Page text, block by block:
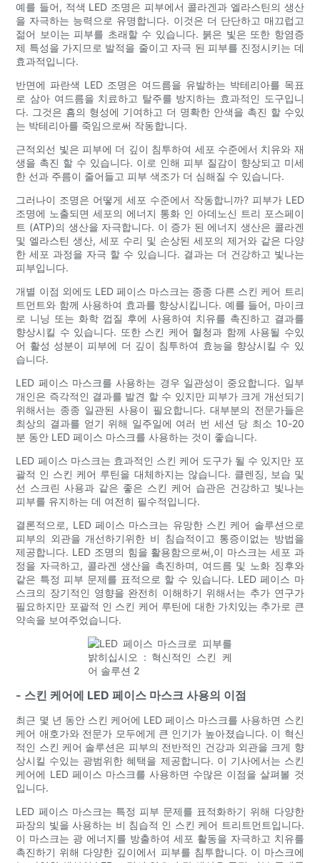
예를 들어, 적색 LED 조명은 피부에서 콜라겐과 엘라스틴의 생산
을 자극하는 능력으로 유명합니다. 이것은 더 단단하고 매끄럽고
젊어 보이는 피부를 초래할 수 있습니다. 붉은 빛은 또한 항염증
제 특성을 가지므로 발적을 줄이고 자극 된 피부를 진정시키는 데
효과적입니다.
반면에 파란색 LED 조명은 여드름을 유발하는 박테리아를 목표
로 삼아 여드름을 치료하고 탈주를 방지하는 효과적인 도구입니
다. 그것은 흠의 형성에 기여하고 더 명확한 안색을 촉진 할 수있
는 박테리아를 죽임으로써 작동합니다.
근적외선 빛은 피부에 더 깊이 침투하여 세포 수준에서 치유와 재
생을 촉진 할 수 있습니다. 이로 인해 피부 질감이 향상되고 미세
한 선과 주름이 줄어들고 피부 색조가 더 심해질 수 있습니다.
그러나이 조명은 어떻게 세포 수준에서 작동합니까? 피부가 LED
조명에 노출되면 세포의 에너지 통화 인 아데노신 트리 포스페이
트 (ATP)의 생산을 자극합니다. 이 증가 된 에너지 생산은 콜라겐
및 엘라스틴 생산, 세포 수리 및 손상된 세포의 제거와 같은 다양
한 세포 과정을 자극 할 수 있습니다. 결과는 더 건강하고 빛나는
피부입니다.
개별 이점 외에도 LED 페이스 마스크는 종종 다른 스킨 케어 트리
트먼트와 함께 사용하여 효과를 향상시킵니다. 예를 들어, 마이크
로 니닝 또는 화학 껍질 후에 사용하여 치유를 촉진하고 결과를
향상시킬 수 있습니다. 또한 스킨 케어 혈청과 함께 사용될 수있
어 활성 성분이 피부에 더 깊이 침투하여 효능을 향상시킬 수 있
습니다.
LED 페이스 마스크를 사용하는 경우 일관성이 중요합니다. 일부
개인은 즉각적인 결과를 발견 할 수 있지만 피부가 크게 개선되기
위해서는 종종 일관된 사용이 필요합니다. 대부분의 전문가들은
최상의 결과를 얻기 위해 일주일에 여러 번 세션 당 최소 10-20
분 동안 LED 페이스 마스크를 사용하는 것이 좋습니다.
LED 페이스 마스크는 효과적인 스킨 케어 도구가 될 수 있지만 포
괄적 인 스킨 케어 루틴을 대체하지는 않습니다. 클렌징, 보습 및
선 스크린 사용과 같은 좋은 스킨 케어 습관은 건강하고 빛나는
피부를 유지하는 데 여전히 필수적입니다.
결론적으로, LED 페이스 마스크는 유망한 스킨 케어 솔루션으로
피부의 외관을 개선하기위한 비 침습적이고 통증이없는 방법을
제공합니다. LED 조명의 힘을 활용함으로써,이 마스크는 세포 과
정을 자극하고, 콜라겐 생산을 촉진하며, 여드름 및 노화 징후와
같은 특정 피부 문제를 표적으로 할 수 있습니다. LED 페이스 마
스크의 장기적인 영향을 완전히 이해하기 위해서는 추가 연구가
필요하지만 포괄적 인 스킨 케어 루틴에 대한 가치있는 추가로 큰
약속을 보여주었습니다.
- 스킨 케어에 LED 페이스 마스크 사용의 이점
최근 몇 년 동안 스킨 케어에 LED 페이스 마스크를 사용하면 스킨
케어 애호가와 전문가 모두에게 큰 인기가 높아졌습니다. 이 혁신
적인 스킨 케어 솔루션은 피부의 전반적인 건강과 외관을 크게 향
상시킬 수있는 광범위한 혜택을 제공합니다. 이 기사에서는 스킨
케어에 LED 페이스 마스크를 사용하면 수많은 이점을 살펴볼 것
입니다.
LED 페이스 마스크는 특정 피부 문제를 표적화하기 위해 다양한
파장의 빛을 사용하는 비 침습적 인 스킨 케어 트리트먼트입니다.
이 마스크는 광 에너지를 방출하여 세포 활동을 자극하고 치유를
촉진하기 위해 다양한 깊이에서 피부를 침투합니다. 이 마스크에